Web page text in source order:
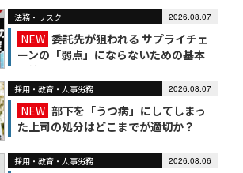
法務・リスク 2026.08.07
NEW 委託先が狙われる サプライチェ
ーンの「弱点」にならないための基本
採用・教育・人事労務 2026.08.07
NEW 部下を「うつ病」にしてしまっ
た上司の処分はどこまでが適切か？
採用・教育・人事労務 2026.08.06